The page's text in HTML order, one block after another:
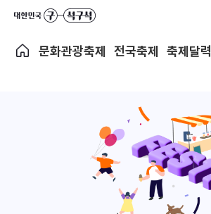
문화관광축제 전국축제 축제달력